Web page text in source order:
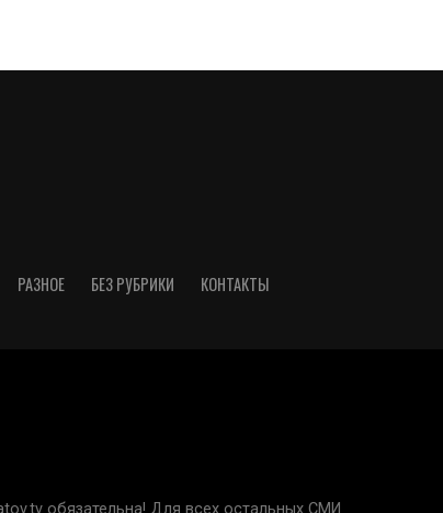
РАЗНОЕ БЕЗ РУБРИКИ КОНТАКТЫ
обязательна! Для всех остальных СМИ